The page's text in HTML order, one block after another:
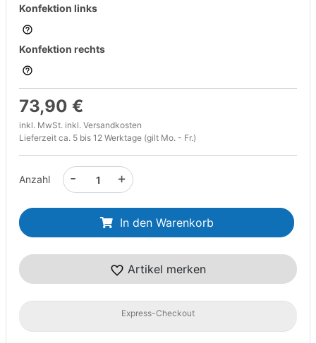
Konfektion links
Konfektion rechts
73,90 €
inkl. MwSt. inkl. Versandkosten
Lieferzeit ca. 5 bis 12 Werktage (gilt Mo. - Fr.)
Anzahl +
-
In den Warenkorb
Artikel merken
Express-Checkout